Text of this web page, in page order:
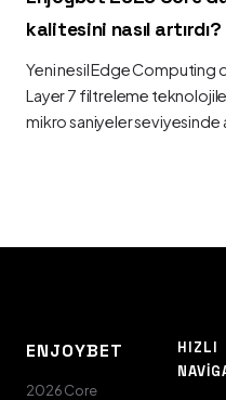
kalitesini nasıl artırdı?
Yeni nesil Edge Computing
Layer 7 filtreleme
mikro saniyeler seviyesinde
ENJOYBET
2026 Core
HIZLI